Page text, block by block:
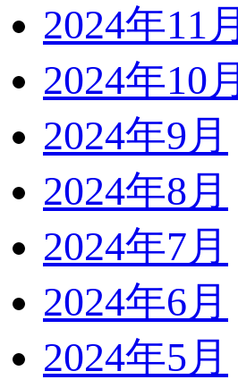
2024年11月
2024年10月
2024年9月
2024年8月
2024年7月
2024年6月
2024年5月